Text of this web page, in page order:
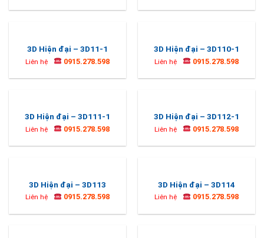
3D Hiện đại – 3D11-1
Liên hệ 0915.278.598
3D Hiện đại – 3D110-1
Liên hệ 0915.278.598
3D Hiện đại – 3D111-1
Liên hệ 0915.278.598
3D Hiện đại – 3D112-1
Liên hệ 0915.278.598
3D Hiện đại – 3D113
Liên hệ 0915.278.598
3D Hiện đại – 3D114
Liên hệ 0915.278.598